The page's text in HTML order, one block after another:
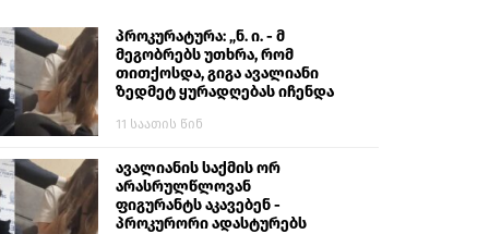
პროკურატურა: „ნ. ი. - მ
მეგობრებს უთხრა, რომ
თითქოსდა, გიგა ავალიანი
ზედმეტ ყურადღებას იჩენდა
ალექსანდრე გაბაშვილი
გიგა ავალიანს“
11 საათის წინ
ავალიანის საქმის ორ
არასრულწლოვან
ფიგურანტს აკავებენ -
პროკურორი ადასტურებს